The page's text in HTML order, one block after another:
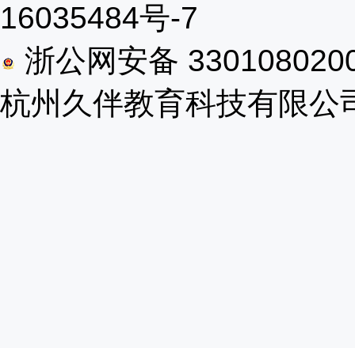
16035484号-7
浙公网安备
杭州久伴教育科技有限公